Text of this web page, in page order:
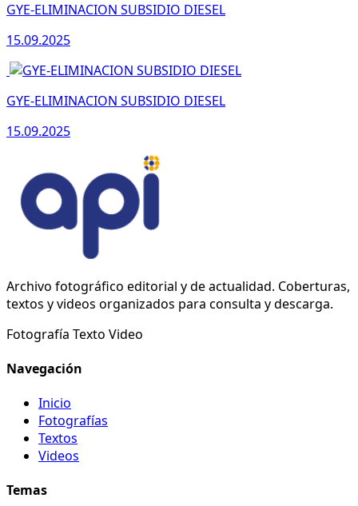
GYE-ELIMINACION SUBSIDIO DIESEL
15.09.2025
GYE-ELIMINACION SUBSIDIO DIESEL
15.09.2025
Archivo fotográfico editorial y de actualidad. Coberturas,
textos y videos organizados para consulta y descarga.
Fotografía Texto Video
Navegación
Inicio
Fotografías
Textos
Videos
Temas